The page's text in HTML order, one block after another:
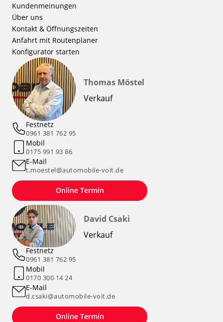
Kundenmeinungen
Über uns
Kontakt & Öffnungszeiten
Anfahrt mit Routenplaner
Konfigurator starten
Thomas Möstel
Verkauf
Festnetz
0961 381 762 95
Mobil
0175 991 93 86
E-Mail
t.moestel@automobile-voit.de
Online Termin
David Csaki
Verkauf
Festnetz
0961 381 762 95
Mobil
0170 300 14 24
E-Mail
d.csaki@automobile-voit.de
Online Termin